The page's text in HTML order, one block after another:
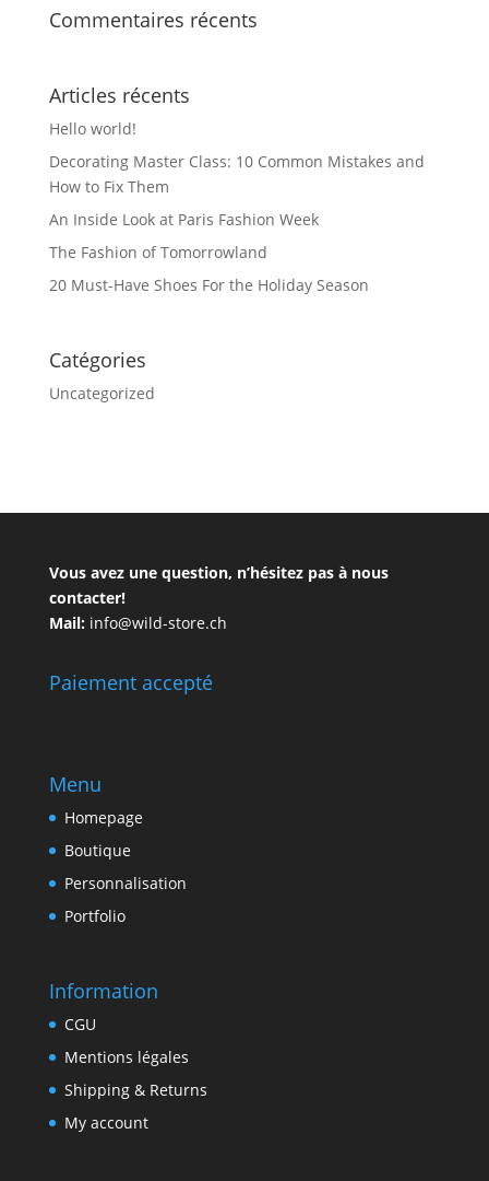
Commentaires récents
Articles récents
Hello world!
Decorating Master Class: 10 Common Mistakes and
How to Fix Them
An Inside Look at Paris Fashion Week
The Fashion of Tomorrowland
20 Must-Have Shoes For the Holiday Season
Catégories
Uncategorized
Vous avez une question, n’hésitez pas à nous
contacter!
Mail:info@wild-store.ch
Paiement accepté
Menu
Homepage
Boutique
Personnalisation
Portfolio
Information
CGU
Mentions légales
Shipping & Returns
My account